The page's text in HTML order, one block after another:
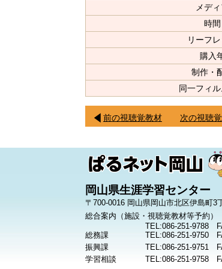
メデ
時間
リーフレ
購入
制作・
同一フィ
前の視聴覚教材 次の視聴
岡山県生涯学習センター
〒700-0016 岡山県岡山市北区伊島町3
総合案内（施設・視聴覚教材等予約）
TEL:086-251-9788
総務課
TEL:086-251-9750
振興課
TEL:086-251-9751
学習相談
TEL:086-251-9758